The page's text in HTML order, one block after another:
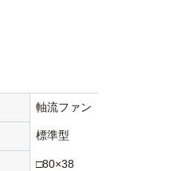
軸流ファン
標準型
□80×38